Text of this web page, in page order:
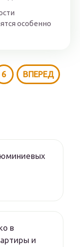
особенно
6 ВПЕРЕД
в
и